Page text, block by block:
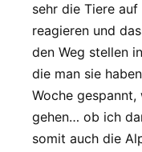
sehr die Tiere
reagieren und
den Weg stellen
die man sie
Woche
gehen… ob ich
somit auch die